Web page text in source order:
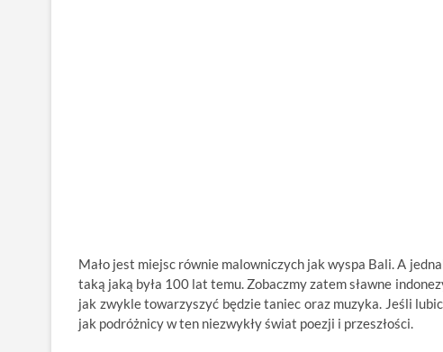
Mało jest miejsc równie malowniczych jak wyspa Bali. A
taką jaką była 100 lat temu. Zobaczmy zatem sławne
jak zwykle towarzyszyć będzie taniec oraz muzyka. Jeśli
jak podróżnicy w ten niezwykły świat poezji i przeszłości.